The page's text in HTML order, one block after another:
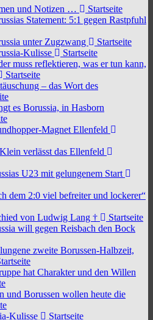
und Notizen …
Startseite
Statement: 5:1 gegen Rastpfuhl
unter Zugzwang
Startseite
Kulisse
Startseite
muss reflektieren, was er tun kann,
Startseite
– das Wort des
es Borussia, in Hasborn
Magnet Ellenfeld
verlässt das Ellenfeld
U23 mit gelungenem Start
dem 2:0 viel befreiter und lockerer“
von Ludwig Lang †
Startseite
will gegen Reisbach den Bock
zweite Borussen-Halbzeit,
hat Charakter und den Willen
und Borussen wollen heute die
Kulisse
Startseite